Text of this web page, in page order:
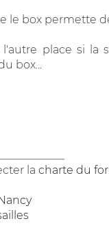
le box permette
place si la
box...
la charte du